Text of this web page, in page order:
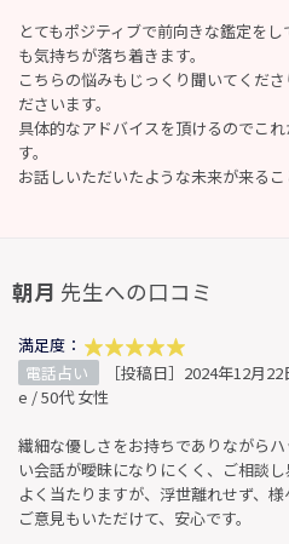
とてもポジティブで前向きな鑑定を
も気持ちが落ち着きます。
こちらの悩みもじっくり聞いてくだ
ださいます。
具体的なアドバイスを頂けるのでこ
す。
お話しいただいたような未来が来るこ
朝月 先生への口コミ
満足度：
電話占い
［投稿日］2024年12月22
e / 50代 女性
繊細な優しさをお持ちでありながら
い会話が曖昧になりにくく、ご相談し
よく当たりますが、浮世離れせず、
ご意見もいただけて、安心です。